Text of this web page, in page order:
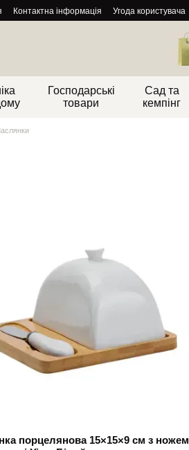
Контактна інформація Угода користувача
Господарські
товари
Сад та
кемпінг
порцелянова 15×15×9 см з ножем